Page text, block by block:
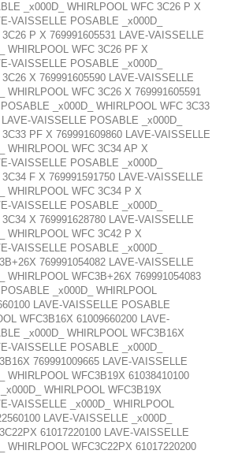
_x000D_ WHIRLPOOL WFC 3C26 P X
VAISSELLE POSABLE _x000D_
P X 769991605531 LAVE-VAISSELLE
WHIRLPOOL WFC 3C26 PF X
VAISSELLE POSABLE _x000D_
X 769991605590 LAVE-VAISSELLE
WHIRLPOOL WFC 3C26 X 769991605591
_x000D_ WHIRLPOOL WFC 3C33
VAISSELLE POSABLE _x000D_
PF X 769991609860 LAVE-VAISSELLE
WHIRLPOOL WFC 3C34 AP X
VAISSELLE POSABLE _x000D_
F X 769991591750 LAVE-VAISSELLE
WHIRLPOOL WFC 3C34 P X
VAISSELLE POSABLE _x000D_
X 769991628780 LAVE-VAISSELLE
WHIRLPOOL WFC 3C42 P X
VAISSELLE POSABLE _x000D_
769991054082 LAVE-VAISSELLE
WHIRLPOOL WFC3B+26X 769991054083
_x000D_ WHIRLPOOL
LAVE-VAISSELLE POSABLE
WFC3B16X 61009660200 LAVE-
_x000D_ WHIRLPOOL WFC3B16X
VAISSELLE POSABLE _x000D_
769991009665 LAVE-VAISSELLE
WHIRLPOOL WFC3B19X 61038410100
WHIRLPOOL WFC3B19X
VAISSELLE _x000D_ WHIRLPOOL
LAVE-VAISSELLE _x000D_
61017220100 LAVE-VAISSELLE
WHIRLPOOL WFC3C22PX 61017220200